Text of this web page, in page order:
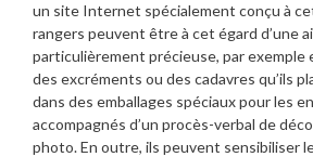
un site Internet spécialement conçu à
rangers peuvent être à cet égard d’une
particulièrement précieuse, par exemple
des excréments ou des cadavres qu’ils
dans des emballages spéciaux pour les
accompagnés d’un procès-verbal de
photo. En outre, ils peuvent sensibiliser